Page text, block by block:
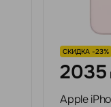
СКИДКА -23%
2035
Apple